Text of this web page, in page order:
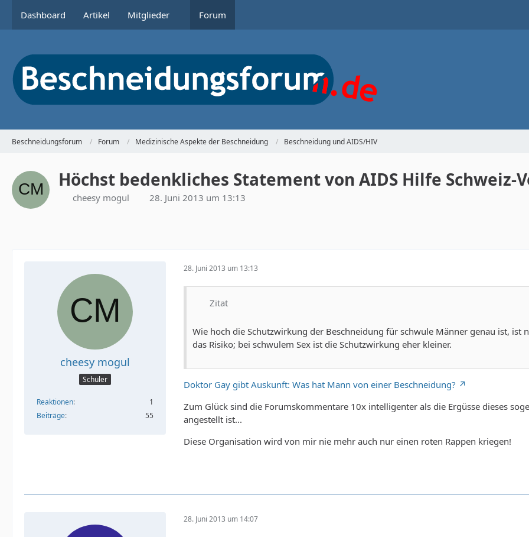
Dashboard Artikel Mitglieder Forum
Beschneidungsforum Forum Medizinische Aspekte der Beschneidung Beschneidung und AIDS/HIV
Höchst bedenkliches Statement von AIDS Hilfe
cheesy mogul 28. Juni 2013 um 13:13
cheesy mogul
Schüler
Reaktionen
1
Beiträge
55
28. Juni 2013 um 13:13
Zitat
Wie hoch die Schutzwirkung der Beschneidung für schwule Männer genau ist,
das Risiko; bei schwulem Sex ist die Schutzwirkung eher kleiner.
Doktor Gay gibt Auskunft: Was hat Mann von einer Beschneidung?
Zum Glück sind die Forumskommentare 10x intelligenter als die Ergüsse dieses
angestellt ist...
Diese Organisation wird von mir nie mehr auch nur einen roten Rappen kriegen!
28. Juni 2013 um 14:07